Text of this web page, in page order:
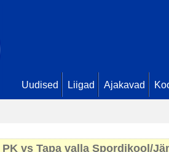
Uudised Liigad Ajakavad
vs Tapa valla Spordikool/
Seis
Seis2 - 13
. Johan-Peter
. Oskar Vikk (Tapa